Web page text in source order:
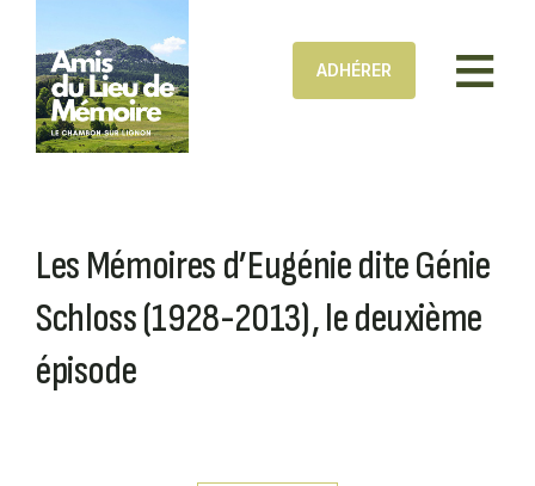
ADHÉRER
Les Mémoires d’Eugénie dite Génie
Schloss (1928-2013), le deuxième
épisode